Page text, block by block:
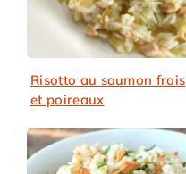
Risotto au saumon frais
et poireaux